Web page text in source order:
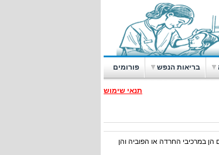
בריאות הנפש פורומים
תנאי שימוש
הן במרכיבי החרדה או הפוביה והן